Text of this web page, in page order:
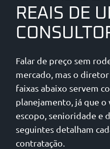
REAIS DE
Falar de preço sem
mercado, mas o
faixas abaixo servem
planejamento, já que
escopo, senioridade e
seguintes detalham
contratação.